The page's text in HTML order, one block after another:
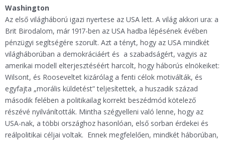
Washington
Az első világháború igazi nyertese az USA lett. A világ akkori ura: a
Brit Birodalom, már 1917-ben az USA hadba lépésének évében
pénzügyi segítségére szorult. Azt a tényt, hogy az USA mindkét
világháborúban a demokráciáért és a szabadságért, vagyis az
amerikai modell elterjesztéséért harcolt, hogy háborús elnökeiket:
Wilsont, és Rooseveltet kizárólag a fenti célok motiválták, és
egyfajta „morális küldetést” teljesítettek, a huszadik század
második felében a politikailag korrekt beszédmód kötelező
részévé nyilvánították. Mintha szégyelleni való lenne, hogy az
USA-nak, a többi országhoz hasonlóan, első sorban érdekei és
reálpolitikai céljai voltak. Ennek megfelelően, mindkét háborúban,